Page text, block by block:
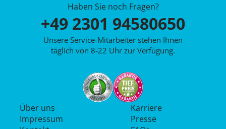
Haben Sie noch Fragen?
+49 2301 94580650
Unsere Service-Mitarbeiter stehen Ihnen
täglich von 8-22 Uhr zur Verfügung.
Über uns
Impressum
Karriere
Presse